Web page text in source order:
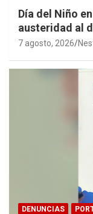
Día del Niño
austeridad al
7 agosto, 2026
DENUNCIAS